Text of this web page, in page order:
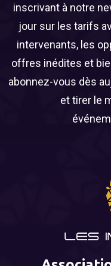
inscrivant à notre
jour sur les tarifs
intervenants, les
offres inédites et
abonnez-vous dès
et tirer le